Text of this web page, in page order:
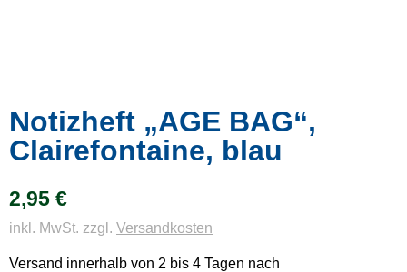
Notizheft „AGE BAG“,
Clairefontaine, blau
2,95 €
inkl. MwSt. zzgl. Versandkosten
Versand innerhalb von 2 bis 4 Tagen nach